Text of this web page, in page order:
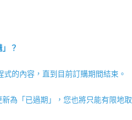
？
的內容，直到目前訂購期間結束。
為「已過期」，您也將只能有限地